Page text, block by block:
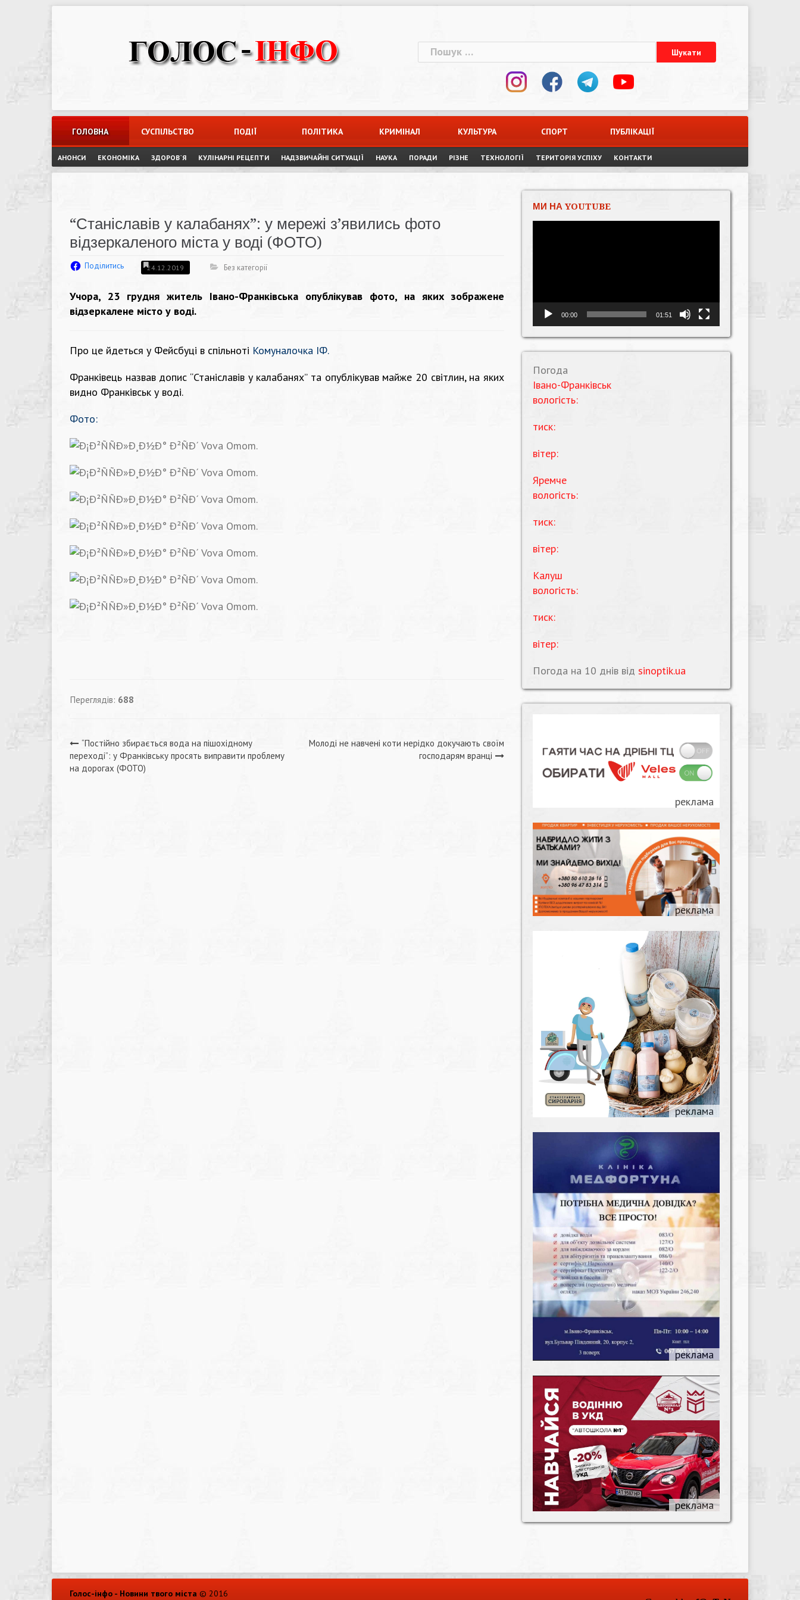
Пошук:
ГОЛОВНА СУСПІЛЬСТВО ПОДІЇ ПОЛІТИКА КРИМІНАЛ КУЛЬТУРА СПОРТ ПУБЛІКАЦІЇ
АНОНСИ ЕКОНОМІКА ЗДОРОВ`Я КУЛІНАРНІ РЕЦЕПТИ НАДЗВИЧАЙНІ СИТУАЦІЇ НАУКА ПОРАДИ РІЗНЕ ТЕХНОЛОГІЇ ТЕРИТОРІЯ УСПІХУ КОНТАКТИ
“Станіславів у калабанях”: у мережі з’явились фото
відзеркаленого міста у воді (ФОТО)
Поділитись 24.12.2019 Без категорії
Учора, 23 грудня житель Івано-Франківська опублікував фото, на яких зображене
відзеркалене місто у воді.
Про це йдеться у Фейсбуці в спільноті Комуналочка ІФ.
Франківець назвав допис “Станіславів у калабанях” та опублікував майже 20 світлин, на яких
видно Франківськ у воді.
Фото:
Переглядів: 688
Навігація
записів
“Постійно збирається вода на пішохідному
пeрeході”: у Франківську просять виправити проблему
на дорогах (ФОТО)
Молоді не навчені коти нерідко докучають своїм
господарям вранці
МИ НА YOUTUBE
00:00 01:51
Погода
Івано-Франківськ
вологість:
тиск:
вітер:
Яремче
вологість:
тиск:
вітер:
Калуш
вологість:
тиск:
вітер:
Погода на 10 днів від sinoptik.ua
Голос-інфо - Новини твого міста © 2016